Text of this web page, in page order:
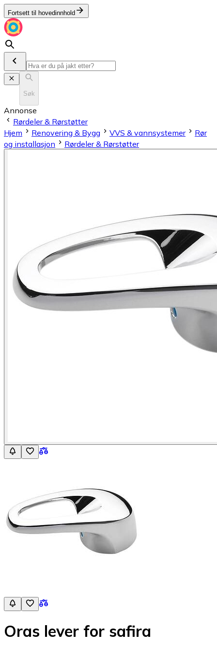
Fortsett til hovedinnhold
Søk
Annonse
Rørdeler & Rørstøtter
Hjem
Renovering & Bygg VVS & vannsystemer
Rør
og installasjon
Rørdeler & Rørstøtter
Oras lever for safira